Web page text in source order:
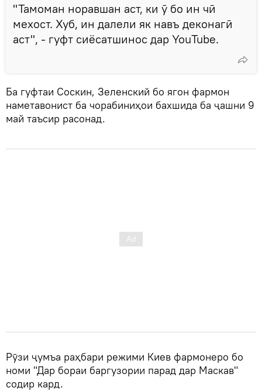
"Тамоман норавшан аст, ки ӯ бо ин чӣ
мехост. Хуб, ин далели як навъ деконагӣ
аст", - гуфт сиёсатшинос дар YouTube.
Ба гуфтаи Соскин, Зеленский бо ягон фармон
наметавонист ба чорабиниҳои бахшида ба ҷашни 9
май таъсир расонад.
Рӯзи ҷумъа раҳбари режими Киев фармонеро бо
номи "Дар бораи баргузории парад дар Маскав"
содир кард.